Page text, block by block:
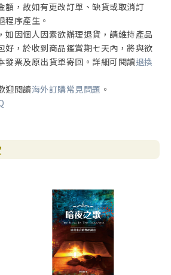
太監遠到耶路撒冷尋求真理之光卻不
返回非洲的路上，主聖靈就驅策腓利就
所念的，你明白嗎？』他說：『沒有人
？』於是請腓利上車，與他同坐⋯⋯腓
，對他傳講耶穌。」（徒八 30-31、3
，讓神的話語發出亮光，使愚人通達
往也是優質的宣講者。這些夙昔典型留
卓爾學者也後繼寫下扛鼎鉅作，我的心
上帝所看重的事奉，並且希望祂的子民
與影響，要使我們對一起參與這份聖工
看重講道，並為事奉者禱告）能更有屬
它看成主日的重頭戲，節目單上的主
讓自己只當個觀眾和消費者，聽完講道
筵！
額，故如有更改訂單、缺貨或取消訂
程序產生。
如因個人因素欲辦理退貨，請維持產品
好，於收到商品鑑賞期七天內，將與欲
發票及原出貨單寄回。詳細可閱讀退換
迎閱讀海外訂購常見問題 。